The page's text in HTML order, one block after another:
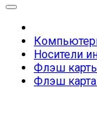
Носители
Флэш
Флэш карта